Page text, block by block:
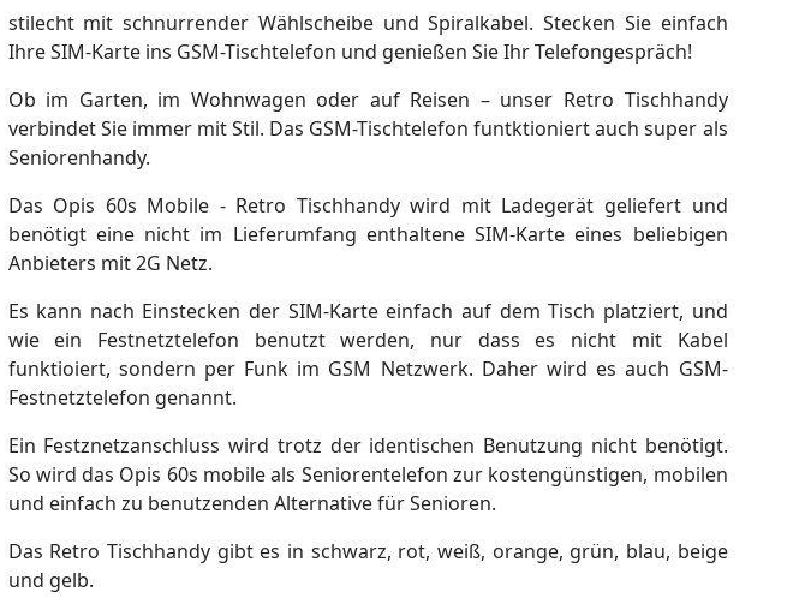
stilecht mit schnurrender Wählscheibe und Spiralkabel. Stecken Sie einfach
Ihre SIM-Karte ins GSM-Tischtelefon und genießen Sie Ihr Telefongespräch!
Ob im Garten, im Wohnwagen oder auf Reisen – unser Retro Tischhandy
verbindet Sie immer mit Stil. Das GSM-Tischtelefon funtktioniert auch super als
Seniorenhandy.
Das Opis 60s Mobile - Retro Tischhandy wird mit Ladegerät geliefert und
benötigt eine nicht im Lieferumfang enthaltene SIM-Karte eines beliebigen
Anbieters mit 2G Netz.
Es kann nach Einstecken der SIM-Karte einfach auf dem Tisch platziert, und
wie ein Festnetztelefon benutzt werden, nur dass es nicht mit Kabel
funktioiert, sondern per Funk im GSM Netzwerk. Daher wird es auch GSM-
Festnetztelefon genannt.
Ein Festznetzanschluss wird trotz der identischen Benutzung nicht benötigt.
So wird das Opis 60s mobile als Seniorentelefon zur kostengünstigen, mobilen
und einfach zu benutzenden Alternative für Senioren.
Das Retro Tischhandy gibt es in schwarz, rot, weiß, orange, grün, blau, beige
und gelb.